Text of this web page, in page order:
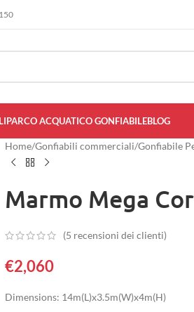
PARCO ACQUATICO GONFIABILEBLOG
Home/Gonfiabili commerciali/Gonfiabile
Marmo Mega
(5 recensioni dei clienti)
€2,060
Dimensions: 14m(L)x3.5m(W)x4m(H)